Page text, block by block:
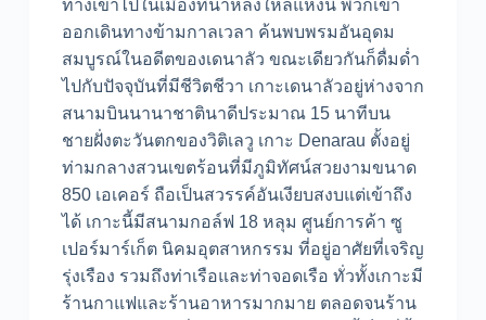
ทางเข้าไปในเมืองที่น่าหลงใหลแห่งนี้ พวกเขา
ออกเดินทางข้ามกาลเวลา ค้นพบพรมอันอุดม
สมบูรณ์ในอดีตของเดนาลัว ขณะเดียวกันก็ดื่มด่ำ
ไปกับปัจจุบันที่มีชีวิตชีวา เกาะเดนาลัวอยู่ห่างจาก
สนามบินนานาชาตินาดีประมาณ 15 นาทีบน
ชายฝั่งตะวันตกของวิติเลวู เกาะ Denarau ตั้งอยู่
ท่ามกลางสวนเขตร้อนที่มีภูมิทัศน์สวยงามขนาด
850 เอเคอร์ ถือเป็นสวรรค์อันเงียบสงบแต่เข้าถึง
ได้ เกาะนี้มีสนามกอล์ฟ 18 หลุม ศูนย์การค้า ซู
เปอร์มาร์เก็ต นิคมอุตสาหกรรม ที่อยู่อาศัยที่เจริญ
รุ่งเรือง รวมถึงท่าเรือและท่าจอดเรือ ทั่วทั้งเกาะมี
ร้านกาแฟและร้านอาหารมากมาย ตลอดจนร้าน